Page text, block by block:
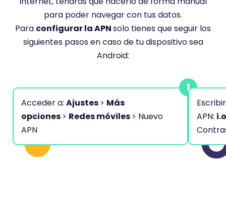
para poder navegar con tus datos.
Para configurar la APNsolo tienes que seguir los
siguientes pasos en caso de tu dispositivo sea
Android:
Acceder a: Ajustes> Más
opciones> Redes móviles> Nuevo
APN
APN: